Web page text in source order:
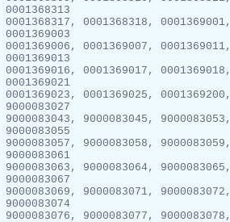
0001368317, 0001368318, 0001369001,
0001369006, 0001369007, 0001369011,
0001369016, 0001369017, 0001369018,
0001369023, 0001369025, 0001369200,
9000083043, 9000083045, 9000083053,
9000083057, 9000083058, 9000083059,
9000083063, 9000083064, 9000083065,
9000083069, 9000083071, 9000083072,
9000083076, 9000083077, 9000083078,